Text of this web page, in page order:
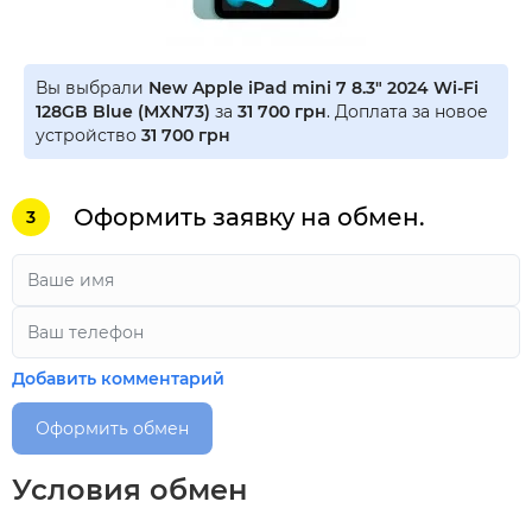
Вы выбрали New Apple iPad mini 7 8.3" 2024 Wi-Fi
128GB Blue (MXN73) за 31 700 грн. Доплата за новое
устройство 31 700 грн
3 Оформить заявку на обмен.
Добавить комментарий
Оформить обмен
Условия обмен